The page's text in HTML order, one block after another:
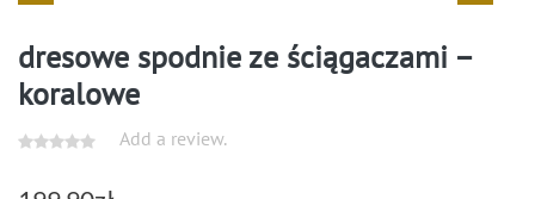
dresowe spodnie ze ściągaczami –
koralowe
Add a review.